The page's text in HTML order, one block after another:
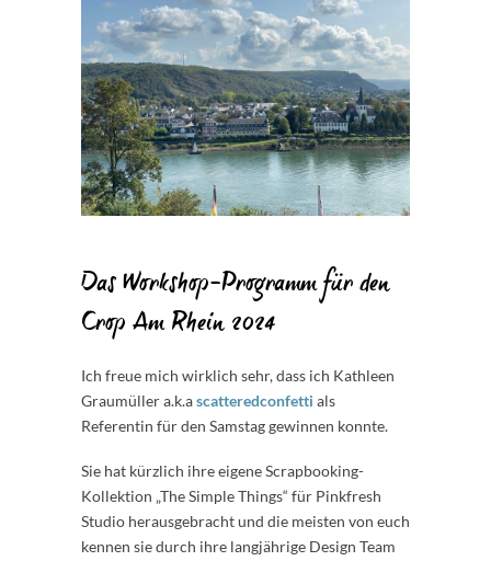
Das Workshop-Programm für den
Crop Am Rhein 2024
Ich freue mich wirklich sehr, dass ich Kathleen
Graumüller a.k.ascatteredconfetti als
Referentin für den Samstag gewinnen konnte.
Sie hat kürzlich ihre eigene Scrapbooking-
Kollektion „The Simple Things“ für Pinkfresh
Studio herausgebracht und die meisten von euch
kennen sie durch ihre langjährige Design Team